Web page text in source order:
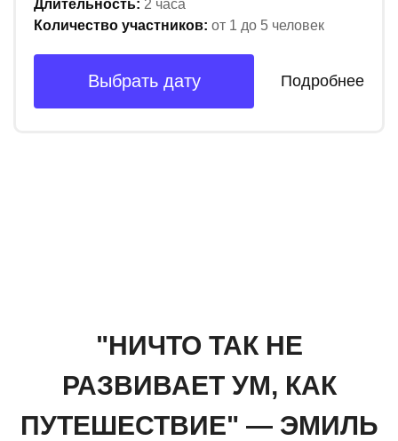
Длительность: 2 часа
Количество участников: от 1 до 5 человек
Выбрать дату Подробнее
"НИЧТО ТАК НЕ
РАЗВИВАЕТ УМ, КАК
ПУТЕШЕСТВИЕ" — ЭМИЛЬ